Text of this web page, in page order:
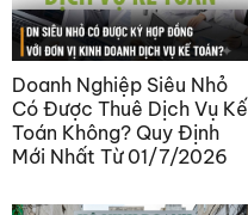
Doanh Nghiệp Siêu Nhỏ
Có Được Thuê Dịch Vụ Kế
Toán Không? Quy Định
Mới Nhất Từ 01/7/2026